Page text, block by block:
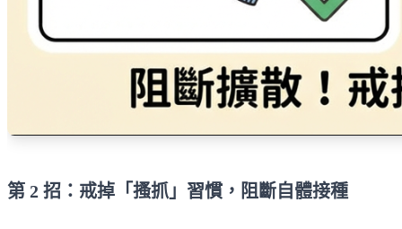
第 2 招：戒掉「搔抓」習慣，阻斷自體接種